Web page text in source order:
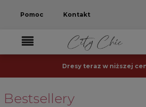
Pomoc Kontakt
Dresy teraz w niższej
Bestsellery